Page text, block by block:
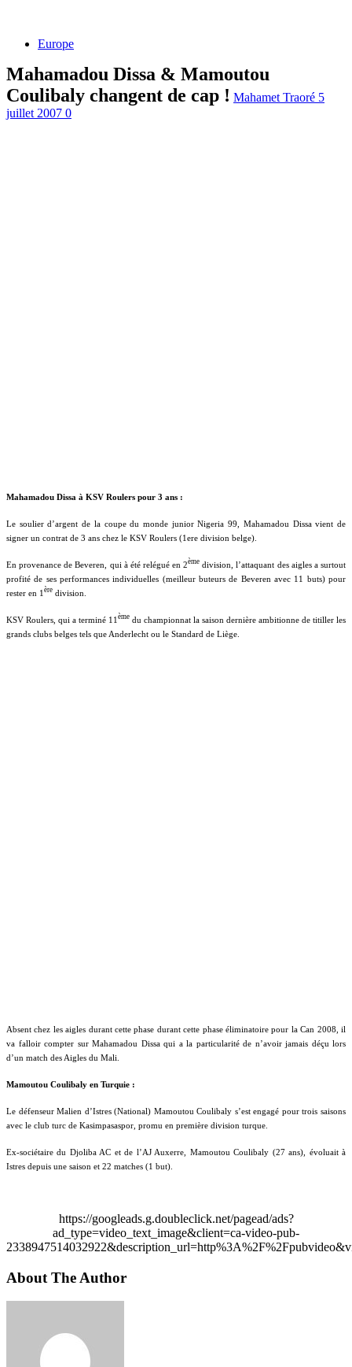
Europe
Mahamadou Dissa & Mamoutou
Coulibaly changent de cap ! Mahamet Traoré 5
juillet 2007 0
Mahamadou Dissa à KSV Roulers pour 3 ans :
Le soulier d’argent de la coupe du monde junior Nigeria 99, Mahamadou Dissa vient de
signer un contrat de 3 ans chez le KSV Roulers (1ere division belge).
En provenance de Beveren, qui à été relégué en 2ème division, l’attaquant des aigles a surtout
profité de ses performances individuelles (meilleur buteurs de Beveren avec 11 buts) pour
rester en 1 ère division.
KSV Roulers, qui a terminé 11 ème du championnat la saison dernière ambitionne de titiller les
grands clubs belges tels que Anderlecht ou le Standard de Liège.
Absent chez les aigles durant cette phase durant cette phase éliminatoire pour la Can 2008, il
va falloir compter sur Mahamadou Dissa qui a la particularité de n’avoir jamais déçu lors
d’un match des Aigles du Mali.
Mamoutou Coulibaly en Turquie :
Le défenseur Malien d’Istres (National) Mamoutou Coulibaly s’est engagé pour trois saisons
avec le club turc de Kasimpasaspor, promu en première division turque.
Ex-sociétaire du Djoliba AC et de l’AJ Auxerre, Mamoutou Coulibaly (27 ans), évoluait à
Istres depuis une saison et 22 matches (1 but).
https://googleads.g.doubleclick.net/pagead/ads?
ad_type=video_text_image&client=ca-video-pub-
About The Author